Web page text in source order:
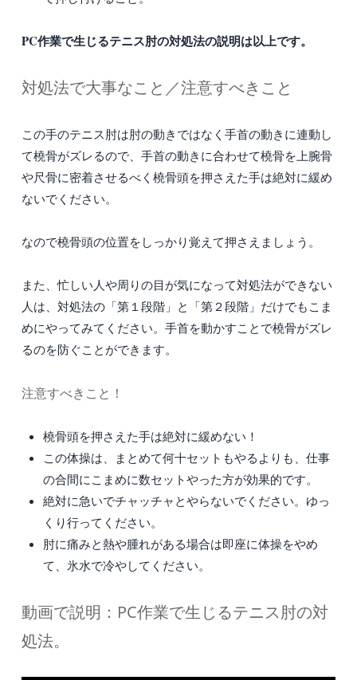
PC作業で生じるテニス肘の対処法の説明は以上です。
対処法で大事なこと／注意すべきこと
この手のテニス肘は肘の動きではなく手首の動きに連動し
て橈骨がズレるので、手首の動きに合わせて橈骨を上腕骨
や尺骨に密着させるべく橈骨頭を押さえた手は絶対に緩め
ないでください。
なので橈骨頭の位置をしっかり覚えて押さえましょう。
また、忙しい人や周りの目が気になって対処法ができない
人は、対処法の「第１段階」と「第２段階」だけでもこま
めにやってみてください。手首を動かすことで橈骨がズレ
るのを防ぐことができます。
注意すべきこと！
橈骨頭を押さえた手は絶対に緩めない！
この体操は、まとめて何十セットもやるよりも、仕事
の合間にこまめに数セットやった方が効果的です。
絶対に急いでチャッチャとやらないでください。ゆっ
くり行ってください。
肘に痛みと熱や腫れがある場合は即座に体操をやめ
て、氷水で冷やしてください。
動画で説明：PC作業で生じるテニス肘の対
処法。